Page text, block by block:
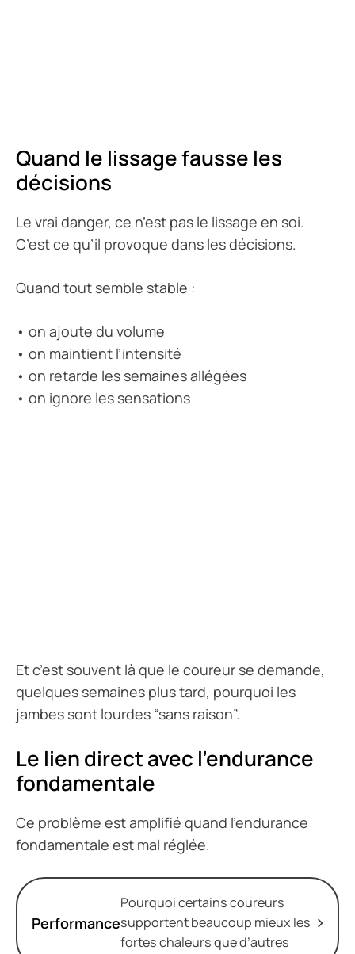
Quand le lissage fausse les
décisions
Le vrai danger, ce n’est pas le lissage en soi.
C’est ce qu’il provoque dans les décisions.
Quand tout semble stable :
• on ajoute du volume
• on maintient l’intensité
• on retarde les semaines allégées
• on ignore les sensations
Et c’est souvent là que le coureur se demande,
quelques semaines plus tard, pourquoi les
jambes sont lourdes “sans raison”.
Le lien direct avec l’endurance
fondamentale
Ce problème est amplifié quand l’endurance
fondamentale est mal réglée.
Performance
Pourquoi certains coureurs
supportent beaucoup mieux les
fortes chaleurs que d’autres